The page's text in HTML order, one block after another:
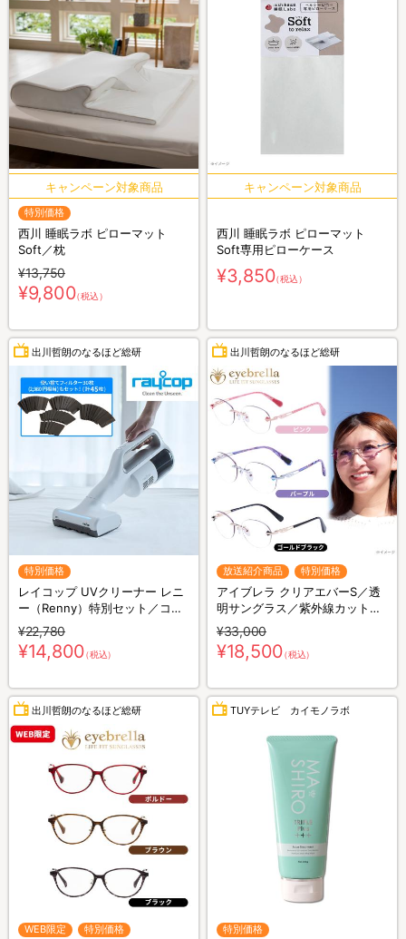
特別価格
西川 睡眠ラボ ピローマット
Soft／枕
¥13,750
¥9,800（税込）
西川 睡眠ラボ ピローマット
Soft専用ピローケース
¥3,850（税込）
出川哲朗のなるほど総研
特別価格
レイコップ UVクリーナー レニ
ー（Renny）特別セット／コー
ドレス／軽量／布団クリーナー
¥22,780
¥14,800（税込）
出川哲朗のなるほど総研
放送紹介商品 特別価格
アイブレラ クリアエバーS／透
明サングラス／紫外線カット＆
ブルーライトカット／目の健康
¥33,000
¥18,500（税込）
出川哲朗のなるほど総研
WEB限定 特別価格
TUYテレビ カイモノラボ
特別価格